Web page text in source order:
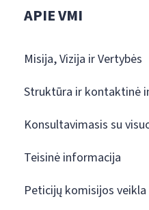
APIE VMI
Misija, Vizija ir Vertybės
Struktūra ir kontaktinė
Konsultavimasis su
Teisinė informacija
Peticijų komisijos veikla